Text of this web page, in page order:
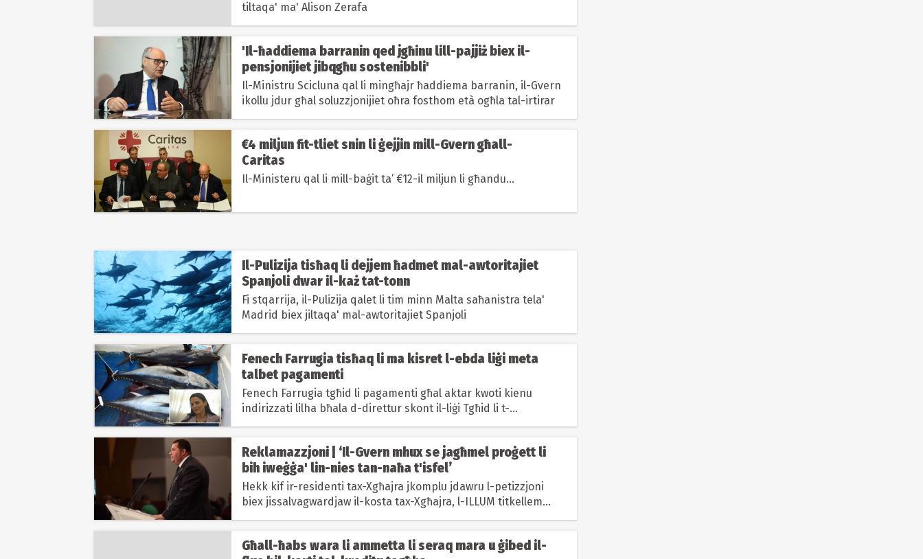
tiltaqa' ma' Alison Zerafa
'Il-ħaddiema barranin qed jgħinu lill-pajjiż biex il-
pensjonijiet jibqgħu sostenibbli'
Il-Ministru Scicluna qal li mingħajr ħaddiema barranin, il-Gvern
ikollu jdur għal soluzzjonijiet oħra fosthom età ogħla tal-irtirar
€4 miljun fit-tliet snin li ġejjin mill-Gvern għall-
Caritas
Il-Ministeru qal li mill-baġit ta’ €12-il miljun li għandu...
Il-Pulizija tisħaq li dejjem ħadmet mal-awtoritajiet
Spanjoli dwar il-każ tat-tonn
Fi stqarrija, il-Pulizija qalet li tim minn Malta saħanistra tela'
Madrid biex jiltaqa' mal-awtoritajiet Spanjoli
Fenech Farrugia tisħaq li ma kisret l-ebda liġi meta
talbet pagamenti
Fenech Farrugia tgħid li pagamenti għal aktar kwoti kienu
indirizzati lilha bħala d-direttur skont il-liġi Tgħid li t-
traskrizzjonijiet...
Reklamazzjoni | ‘Il-Gvern mhux se jagħmel proġett li
bih iweġġa' lin-nies tan-naħa t'isfel’
Hekk kif ir-residenti tax-Xgħajra jkomplu jdawru l-petizzjoni
biex jissalvagwardjaw il-kosta tax-Xgħajra, l-ILLUM titkellem
mad-Deputat Glenn Bedingfield
Għall-ħabs wara li ammetta li seraq mara u ġibed il-